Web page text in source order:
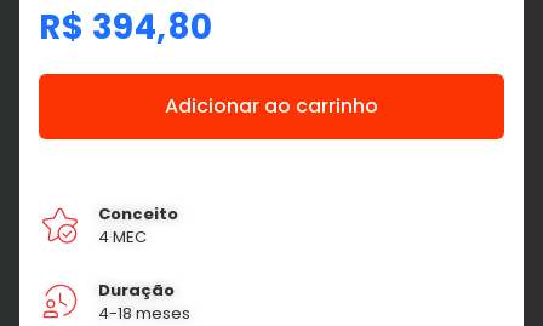
R$ 394,80
Adicionar ao carrinho
Conceito
4 MEC
Duração
4-18 meses